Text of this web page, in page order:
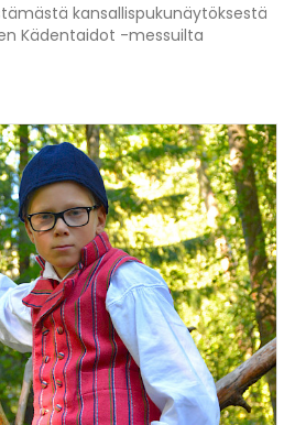
kansallispukunäytöksestä
Kädentaidot -messuilta